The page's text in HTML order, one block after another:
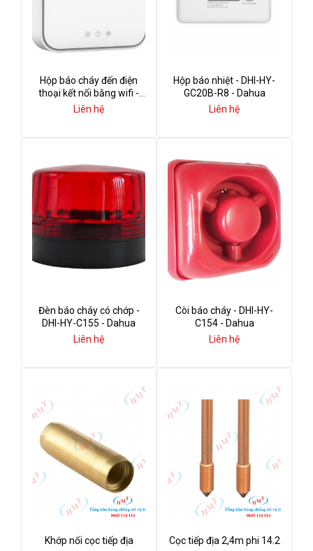
Hộp báo cháy đến điện
thoại kết nối bằng wifi -
DHI-HY-GW01A - Dahua
Liên hệ
Hộp báo nhiệt - DHI-HY-
GC20B-R8 - Dahua
Liên hệ
Đèn báo cháy có chớp -
DHI-HY-C155 - Dahua
Liên hệ
Còi báo cháy - DHI-HY-
C154 - Dahua
Liên hệ
Khớp nối cọc tiếp địa Cọc tiếp địa 2,4m phi 14.2